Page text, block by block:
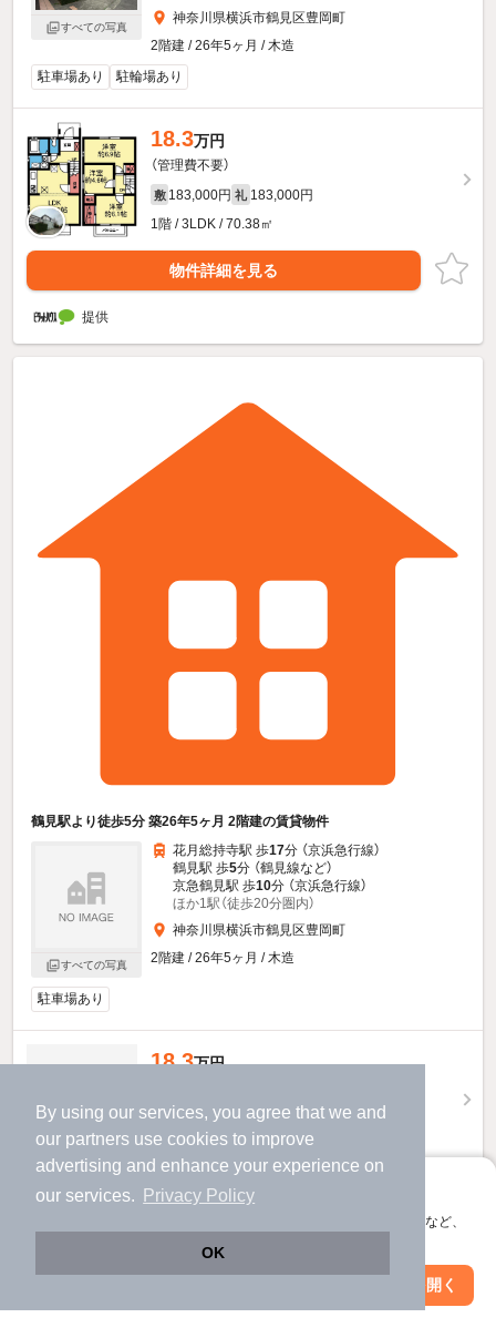
By using our services, you agree that we and
our partners use cookies to improve
advertising and enhance your experience on
our services.
Privacy Policy
OK
アプリに切り替えて、サクサクお部屋探し
会員登録なしですぐ使える。マップ検索やお気に入り保存など、
アプリを開く
すべての写真
神奈川県横浜市鶴見区豊岡町
2階建 / 26年5ヶ月 / 木造
駐車場あり
駐輪場あり
18.3万円
（管理費不要）
敷 183,000円 礼 183,000円
1階 / 3LDK / 70.38㎡
物件詳細を見る
提供
鶴見駅より徒歩5分 築26年5ヶ月 2階建の賃貸物件
すべての写真
花月総持寺駅 歩17分 （京浜急行線）
鶴見駅 歩5分 （鶴見線など）
京急鶴見駅 歩10分 （京浜急行線）
ほか1駅（徒歩20分圏内）
神奈川県横浜市鶴見区豊岡町
2階建 / 26年5ヶ月 / 木造
駐車場あり
18.3万円
敷 183,000円 礼 183,000円
1階 / 3LDK / 70.38㎡
物件詳細を見る
提供
絞り込み条件を変更